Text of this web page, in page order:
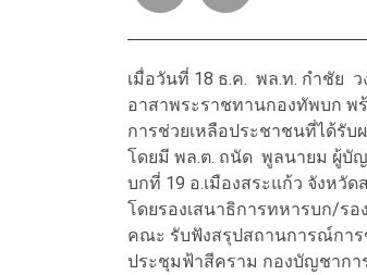
เมื่อวันที่ 18 ธ.ค. พล.ท. กำชัย
อาสาพระราชทานกองทัพบก พ
การช่วยเหลือประชาชนที่ได้รั
โดยมี พล.ต. ถนัด พูลนายม ผู้
บกที่ 19 อ.เมืองสระแก้ว จังหวัด
โดยรองเสนาธิการทหารบก/ร
คณะ รับฟังสรุปสถานการณ์กา
ประชุมฟ้าสีคราม กองบัญชาก